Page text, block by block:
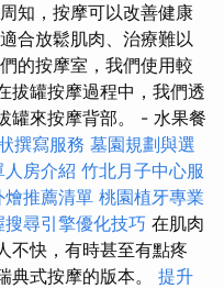
知，按摩可以改善健康
合放鬆肌肉、治療難以
的按摩室，我們使用較
拔罐按摩過程中，我們透
罐來按摩背部。 - 水果餐
撰寫服務 墓園規劃與選
房介紹 竹北月子中心服
燴推薦清單 桃園植牙專業
搜尋引擎優化技巧 在肌肉
不快，有時甚至有點疼
典式按摩的版本。 提升